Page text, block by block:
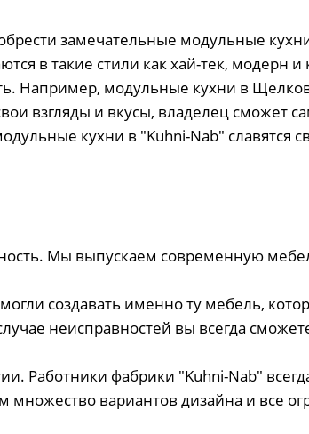
замечательные модульные
в такие стили как хай-тек, модерн и
Например, модульные кухни в
взгляды и вкусы, владелец сможет
кухни в "Kuhni-Nab" славятся
Мы выпускаем современную
создавать именно ту мебель,
неисправностей вы всегда
фабрики "Kuhni-Nab"
вариантов дизайна и все